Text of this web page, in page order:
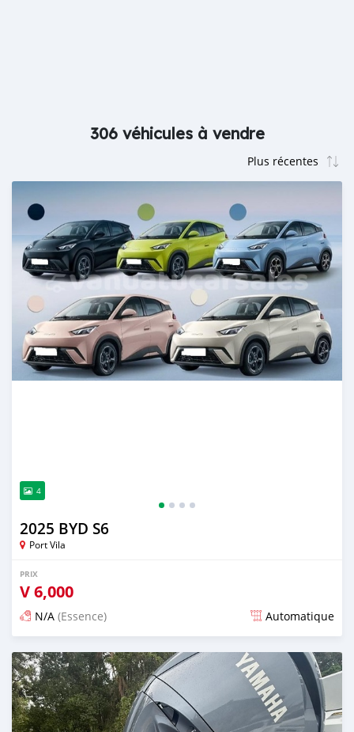
306 véhicules à vendre
4
2025 BYD S6
Port Vila
PRIX
V6,000
N/A (Essence) Automatique
Publié il y a 12 jours